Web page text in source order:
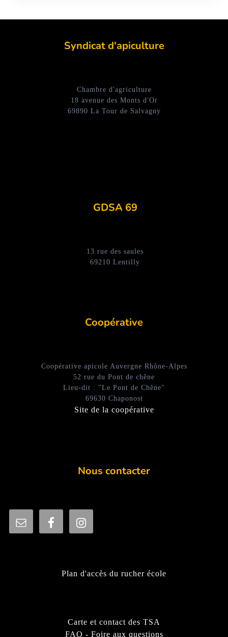
Syndicat d'apiculture
Chambre d'agriculture
18 avenue des Monts d'Or
69890 La Tour de Salvagny
GDSA 69
13 rue des saules
69210 Lentilly
Coopérative
Coopérative apicole Auvergne Rhône-Alpes
52 rue du Pont de chêne
Lieu-dit : "Le Pont de Chêne"
69630 Chaponost
Site de la coopérative
Nous contacter
Plan d'accès du rucher école
Carte et contact des TSA
FAQ - Foire aux questions